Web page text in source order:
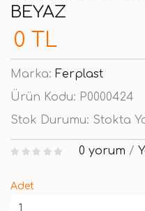
BEYAZ
0 TL
Marka: Ferplast
Ürün Kodu: P0000424
Stok Durumu: Stokta
0 yorum /
Adet